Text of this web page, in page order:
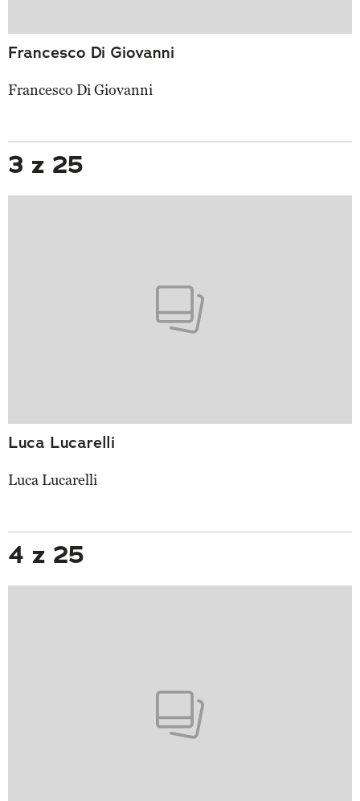
Francesco Di Giovanni
Francesco Di Giovanni
3 z 25
Luca Lucarelli
Luca Lucarelli
4 z 25